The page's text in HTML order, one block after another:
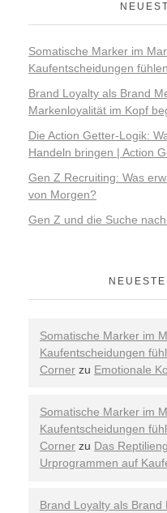
Somatische Marker im
Kaufentscheidungen fühlen
Brand Loyalty als Brand
Markenloyalität im Kopf
Die Action Getter-Logik:
Handeln bringen | Action
Gen Z Recruiting: Was
von Morgen?
Gen Z und die Suche
Somatische Marker im
Kaufentscheidungen
Corner zu Emotionale
Somatische Marker im
Kaufentscheidungen
Corner zu Das
Urprogrammen auf
Brand Loyalty als Brand